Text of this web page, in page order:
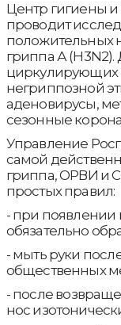
Центр гигиены
проводит
положительных
гриппа А
циркулирующих
негриппозной
аденовирусы,
сезонные
Управление
самой
гриппа, ОРВИ и
простых правил:
- при появлении
обязательно
- мыть руки
общественных
- после
нос